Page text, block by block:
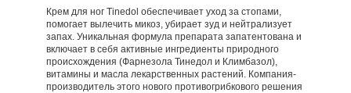
Крем для ног Tinedol обеспечивает уход за стопами,
помогает вылечить микоз, убирает зуд и нейтрализует
запах. Уникальная формула препарата запатентована и
включает в себя активные ингредиенты природного
происхождения (Фарнезола Тинедол и Климбазол),
витамины и масла лекарственных растений. Компания-
производитель этого нового противогрибкового решения